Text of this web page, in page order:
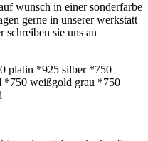
wunsch in einer sonderfarbe
gerne in unserer werkstatt
schreiben sie uns an
platin *925 silber *750
*750 weißgold grau *750